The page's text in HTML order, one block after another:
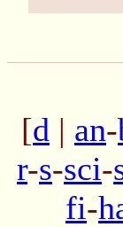
[d | an-
r-s-sci-
fi-